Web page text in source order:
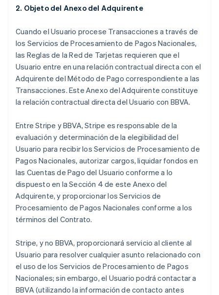
2. Objeto del Anexo del Adquirente
Cuando el Usuario procese Transacciones a través de
los Servicios de Procesamiento de Pagos Nacionales,
las Reglas de la Red de Tarjetas requieren que el
Usuario entre en una relación contractual directa con el
Adquirente del Método de Pago correspondiente a las
Transacciones. Este Anexo del Adquirente constituye
la relación contractual directa del Usuario con BBVA.
Entre Stripe y BBVA, Stripe es responsable de la
evaluación y determinación de la elegibilidad del
Usuario para recibir los Servicios de Procesamiento de
Pagos Nacionales, autorizar cargos, liquidar fondos en
las Cuentas de Pago del Usuario conforme a lo
dispuesto en la Sección 4 de este Anexo del
Adquirente, y proporcionar los Servicios de
Procesamiento de Pagos Nacionales conforme a los
términos del Contrato.
Stripe, y no BBVA, proporcionará servicio al cliente al
Usuario para resolver cualquier asunto relacionado con
el uso de los Servicios de Procesamiento de Pagos
Nacionales; sin embargo, el Usuario podrá contactar a
BBVA (utilizando la información de contacto antes